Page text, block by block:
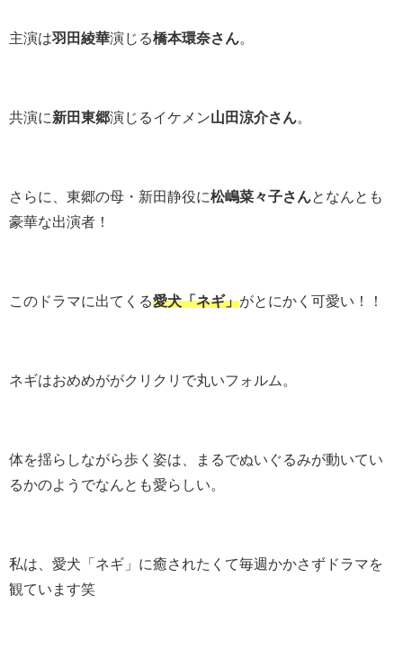
主演は羽田綾華演じる橋本環奈さん
共演に新田東郷演じるイケメン山田涼介さん
さらに、東郷の母・新田静役に松嶋菜々子さん と なんとも
豪華な出演者！
このドラマに出てくる愛犬「ネギ」がとにかく可愛い！！
ネギはおめめががクリクリで丸いフォルム。
体を揺らしながら歩く姿は、
まるでぬいぐるみが動いてい
るかのようでなんとも愛らしい。
私は、愛犬「ネギ」に癒されたくて毎週かかさずドラマを
観ています笑